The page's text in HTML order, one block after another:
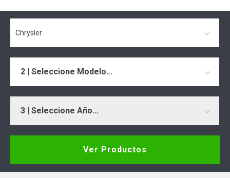
Chrysler
2 | Seleccione Modelo...
3 | Seleccione Año...
Ver Productos